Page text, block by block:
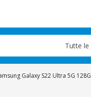
Tutte le
Galaxy S22 Ultra 5G